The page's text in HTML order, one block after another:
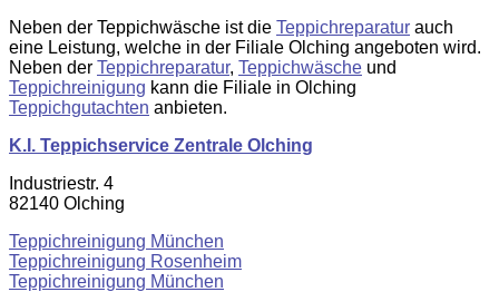
Neben der Teppichwäsche ist die Teppichreparatur auch
eine Leistung, welche in der Filiale Olching angeboten wird.
Neben der Teppichreparatur, Teppichwäsche und
Teppichreinigung kann die Filiale in Olching
Teppichgutachten anbieten.
K.I. Teppichservice Zentrale Olching
Industriestr. 4
82140 Olching
Teppichreinigung München
Teppichreinigung Rosenheim
Teppichreinigung München